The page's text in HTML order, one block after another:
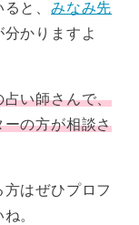
ると、みなみ先
かりますよ
占い師さんで、
ーの方が相談さ
はぜひプロフ
。